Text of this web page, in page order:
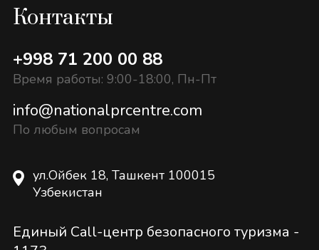
Контакты
+998 71 200 00 88
Время работы: 9:00-18:00, Пн-Пт
info@nationalprcentre.com
По любым вопросам
ул.Ойбек 18, Ташкент 100015
Узбекистан
Единый Call-центр безопасного туризма -